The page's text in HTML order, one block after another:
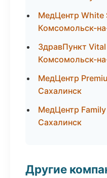
МедЦентр White
Комсомольск-
ЗдравПункт
Комсомольск-
МедЦентр
Сахалинск
МедЦентр
Сахалинск
Другие